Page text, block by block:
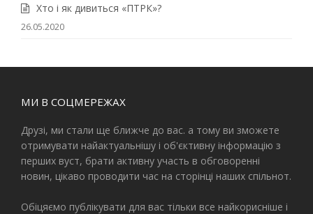
Хто і як дивиться «ПТРК»?
26.05.2020
МИ В СОЦМЕРЕЖАХ
Друзі, ми стали ще ближче до вас. а тому ви зможете
отримувати найактуальнішу і об'єктивну інформацію з
перших вуст, брати активну участь в обговоренні
новин, цікаво проводити час на сторінці наших спільнот.
Обіцяємо публікувати для вас тільки все найкорисніше і